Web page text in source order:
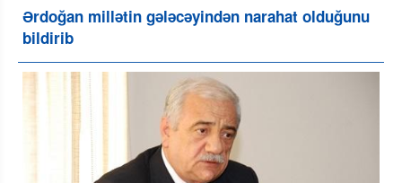
Ərdoğan millətin gələcəyindən narahat olduğunu
bildirib